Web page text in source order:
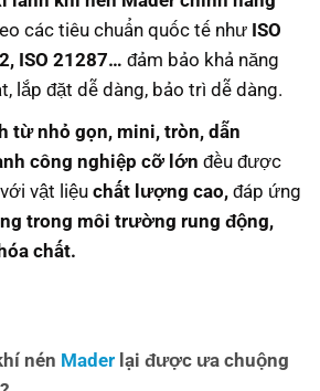
các tiêu chuẩn quốc tế như ISO
ISO 21287… đảm bảo khả năng
lắp đặt dễ dàng, bảo trì dễ dàng.
từ nhỏ gọn, mini, tròn, dẫn
công nghiệp cỡ lớn đều được
vật liệu chất lượng cao,đáp ứng
trong môi trường rung động,
chất.
nén Mader lại được ưa chuộng